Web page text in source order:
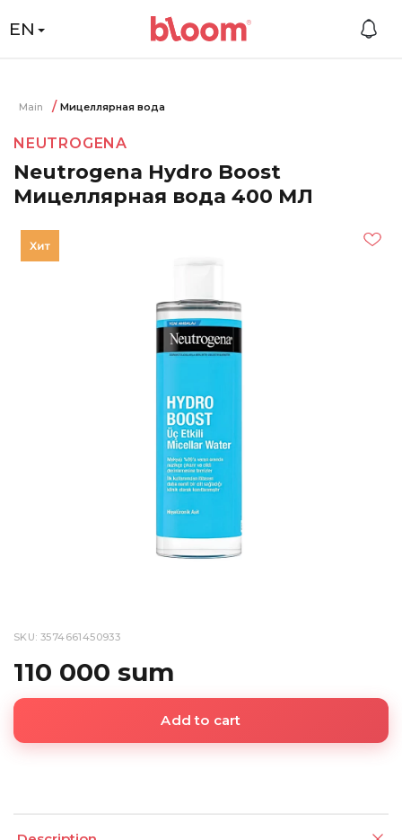
EN
Main Мицеллярная вода
NEUTROGENA
Neutrogena Hydro Boost
Мицеллярная вода 400 МЛ
SKU: 3574661450933
110 000 sum
Add to cart